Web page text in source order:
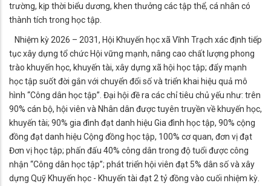
trường, kịp thời biểu dương, khen thưởng các tập thể, cá nhân có
thành tích trong học tập.
​Nhiệm kỳ 2026 – 2031, Hội Khuyến học xã Vĩnh Trạch xác định tiếp
tục xây dựng tổ chức Hội vững mạnh, nâng cao chất lượng phong
trào khuyến học, khuyến tài, xây dựng xã hội học tập; đẩy mạnh
học tập suốt đời gắn với chuyển đổi số và triển khai hiệu quả mô
hình “Công dân học tập”. Đại hội đề ra các chỉ tiêu chủ yếu như: trên
90% cán bộ, hội viên và Nhân dân được tuyên truyền về khuyến học,
khuyến tài; 90% gia đình đạt danh hiệu Gia đình học tập, 90% cộng
đồng đạt danh hiệu Cộng đồng học tập, 100% cơ quan, đơn vị đạt
Đơn vị học tập; phấn đấu 40% công dân trong độ tuổi được công
nhận “Công dân học tập”; phát triển hội viên đạt 5% dân số và xây
dựng Quỹ Khuyến học - Khuyến tài đạt 2 tỷ đồng vào cuối nhiệm kỳ.